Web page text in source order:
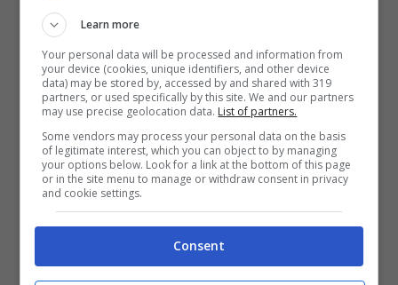
di un interesse più elevato aderendo
all’Offerta Supersmart.
Unitamente a questo tipo di servizio, vi è
anche quello di Carta Libretto, utile a
supervisionare la movimentazione contabile,
quindi il saldoma anche in funzione di
prelevare denaro
da e verso il proprio Libretto Smart.
Learn more
Your personal data will be processed and information from
your device (cookies, unique identifiers, and other device
data) may be stored by, accessed by and shared with 319
partners, or used specifically by this site. We and our partners
may use precise geolocation data. List of partners.
Some vendors may process your personal data on the basis
of legitimate interest, which you can object to by managing
your options below. Look for a link at the bottom of this page
or in the site menu to manage or withdraw consent in privacy
and cookie settings.
Consent